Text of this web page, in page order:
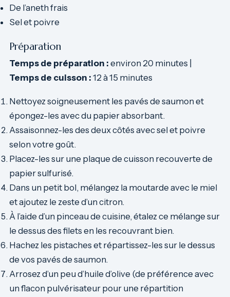
De l’aneth frais
Sel et poivre
Préparation
Temps de préparation : environ 20 minutes |
Temps de cuisson : 12 à 15 minutes
Nettoyez soigneusement les pavés de saumon et
épongez-les avec du papier absorbant.
Assaisonnez-les des deux côtés avec sel et poivre
selon votre goût.
Placez-les sur une plaque de cuisson recouverte de
papier sulfurisé.
Dans un petit bol, mélangez la moutarde avec le miel
et ajoutez le zeste d’un citron.
À l’aide d’un pinceau de cuisine, étalez ce mélange sur
le dessus des filets en les recouvrant bien.
Hachez les pistaches et répartissez-les sur le dessus
de vos pavés de saumon.
Arrosez d’un peu d’huile d’olive (de préférence avec
un flacon pulvérisateur pour une répartition